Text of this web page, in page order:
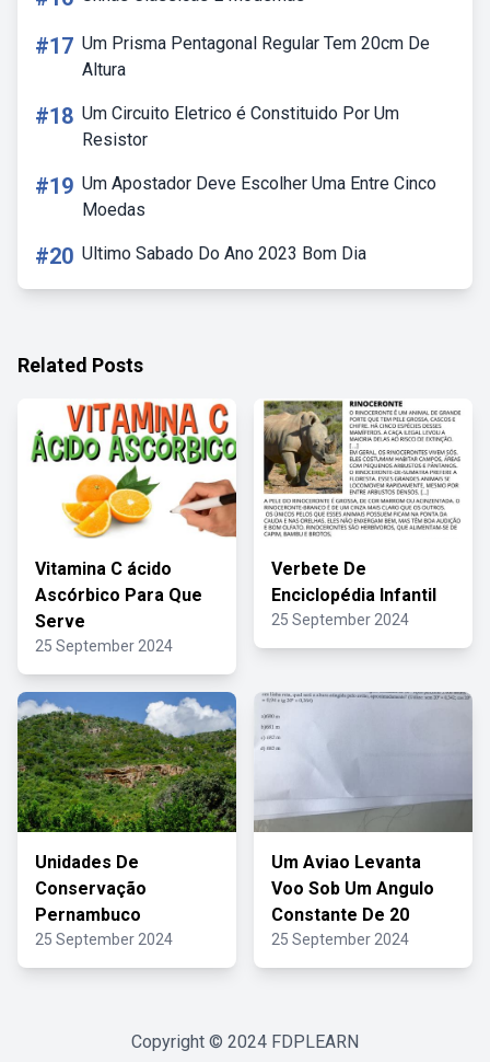
#17 Um Prisma Pentagonal Regular Tem 20cm De
Altura
#18 Um Circuito Eletrico é Constituido Por Um
Resistor
#19 Um Apostador Deve Escolher Uma Entre Cinco
Moedas
#20 Ultimo Sabado Do Ano 2023 Bom Dia
Related Posts
Vitamina C ácido
Ascórbico Para Que
Serve
25 September 2024
Verbete De
Enciclopédia Infantil
25 September 2024
Unidades De
Conservação
Pernambuco
25 September 2024
Um Aviao Levanta
Voo Sob Um Angulo
Constante De 20
25 September 2024
Copyright © 2024 FDPLEARN